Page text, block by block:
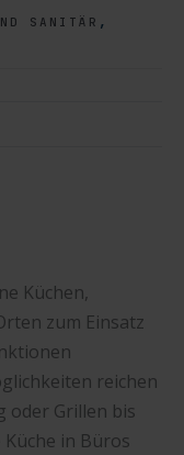
SANITÄR ,
Küchen,
zum Einsatz
reichen
oder Grillen bis
in Büros